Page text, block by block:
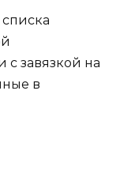
с завязкой на
в